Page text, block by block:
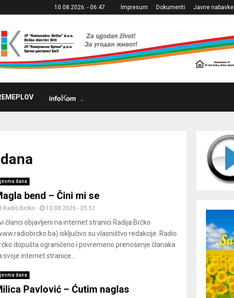
10.08.2026. - 06:47 Impresum Dokumenti Javne nabavke
dana
bend – Čini mi se
Radio Brčko 10.08.2026 - 05:51
članci objavljeni na internet stranici Radija Brčko
isključivo su vlasništvo redakcije. Radio
dopušta ograničeno i povremeno prenošenje članaka
svoje internet stranice...
dana
Pavlović – Ćutim naglas